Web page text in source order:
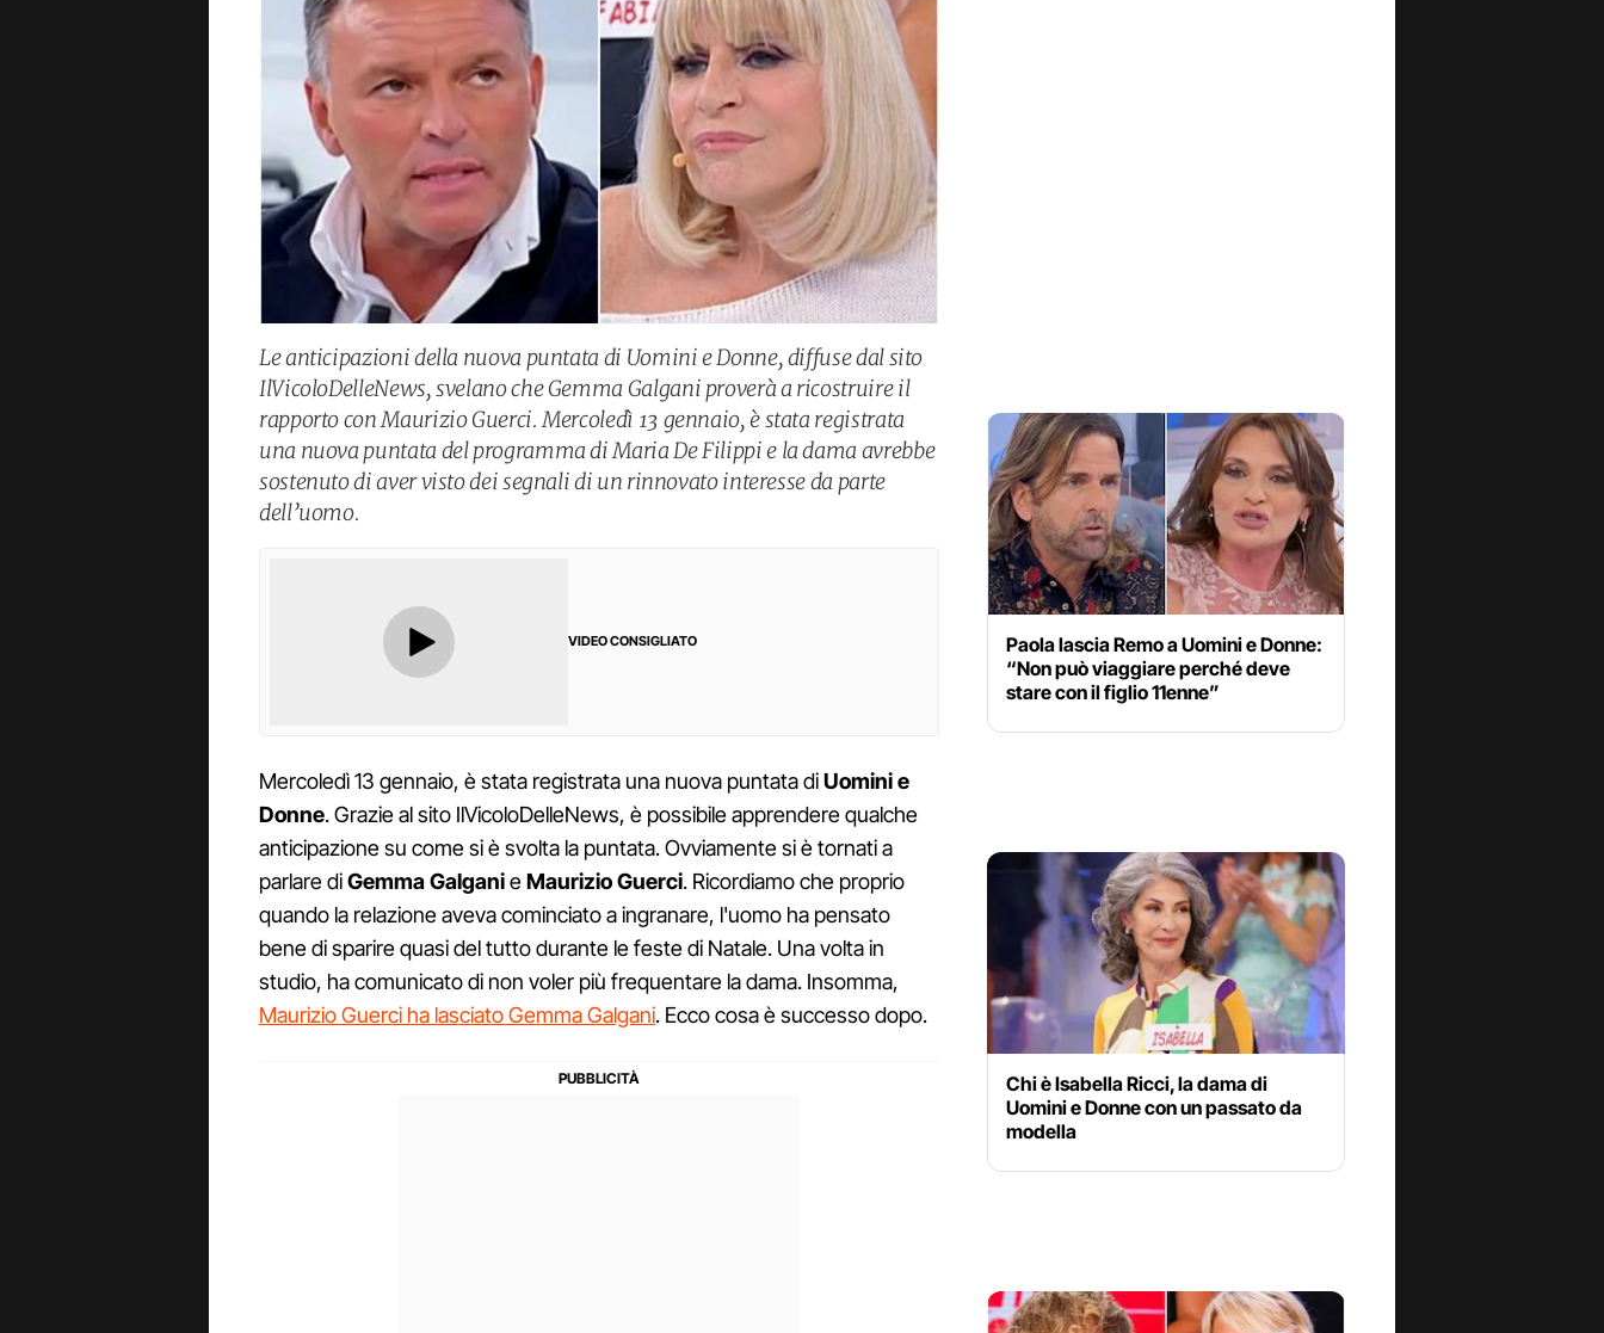
Le anticipazioni della nuova puntata di Uomini e Donne, diffuse dal sito
IlVicoloDelleNews, svelano che Gemma Galgani proverà a ricostruire il
rapporto con Maurizio Guerci. Mercoledì 13 gennaio, è stata registrata
una nuova puntata del programma di Maria De Filippi e la dama avrebbe
sostenuto di aver visto dei segnali di un rinnovato interesse da parte
dell’uomo.
VIDEO CONSIGLIATO
Mercoledì 13 gennaio, è stata registrata una nuova puntata diUomini e
Donne. Grazie al sito IlVicoloDelleNews, è possibile apprendere qualche
anticipazione su come si è svolta la puntata. Ovviamente si è tornati a
parlare diGemma GalganieMaurizio Guerci. Ricordiamo che proprio
quando la relazione aveva cominciato a ingranare, l'uomo ha pensato
bene di sparire quasi del tutto durante le feste di Natale. Una volta in
studio, ha comunicato di non voler più frequentare la dama. Insomma,
Maurizio Guerci ha lasciato Gemma Galgani. Ecco cosa è successo dopo.
Paola lascia Remo a Uomini e Donne:
“Non può viaggiare perché deve
stare con il figlio 11enne”
Chi è Isabella Ricci, la dama di
Uomini e Donne con un passato da
modella